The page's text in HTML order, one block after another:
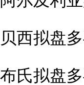
贝西拟盘
布氏拟盘